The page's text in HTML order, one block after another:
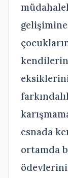
esnada
ortamda